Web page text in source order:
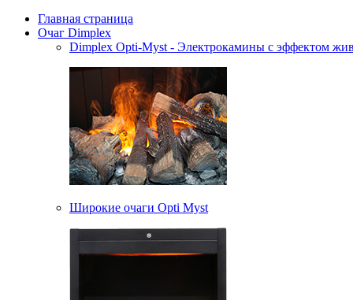
Главная страница
Очаг Dimplex
Dimplex Opti-Myst - Электрокамины с эффектом
Широкие очаги Opti Myst